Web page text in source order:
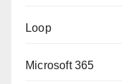
Loop
Microsoft 365